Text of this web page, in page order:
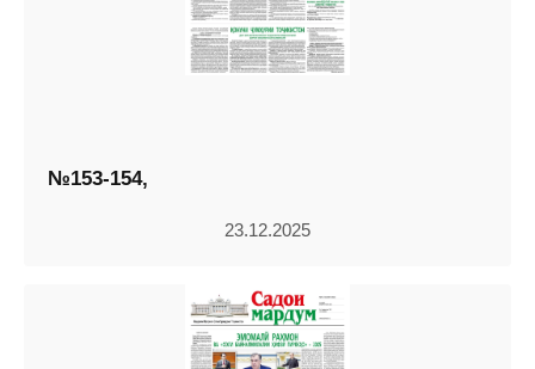
№153-154,
23.12.2025